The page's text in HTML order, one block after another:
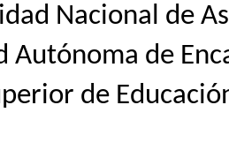
Nacional de
Autónoma de
de